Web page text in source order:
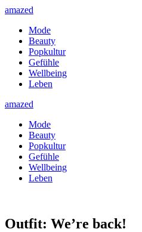
amazed
Mode
Beauty
Popkultur
Gefühle
Wellbeing
Leben
amazed
Mode
Beauty
Popkultur
Gefühle
Wellbeing
Leben
Outfit: We’re back!